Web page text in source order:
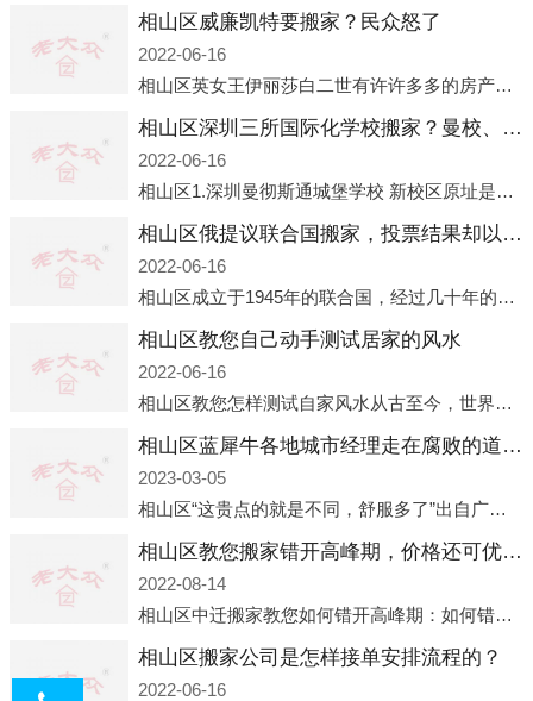
相山区威廉凯特要搬家？民众怒了
2022-06-16
相山区英女王伊丽莎白二世有许许多多的房产，遍布英国各地。而作为英女王的亲孙子、未来的英国国王，威廉王子自然也能享受到女王的房产。目前，威廉凯特以及三个孩子有两个经常居住的地点，一处是位于伦敦的肯辛顿宫，一处
相山区深圳三所国际化学校搬家？曼校、QSI、南山中英文搬走了
2022-06-16
相山区1.深圳曼彻斯通城堡学校 新校区原址是蛇口国际据悉，此次曼彻斯通城堡学校搬迁到蛇口新校区的开办与蛇口外籍人员子女学校（蛇口国际）有很大的关联。2021年，太子湾实验部就宣布在2022年正式并入蛇口外籍
相山区俄提议联合国搬家，投票结果却以惨败收场
2022-06-16
相山区成立于1945年的联合国，经过几十年的发展，如今拥有193个成员国。拥有如此众多会员国的联合国，可以说是世界上最具代表性的国际组织，也是世界上分量最重、有着较高话语权的国际组织。但以美国为首的西方国家
相山区教您自己动手测试居家的风水
2022-06-16
相山区教您怎样测试自家风水从古至今，世界各地的人们都在研究人在乾坤中的位置以及它们所形成的关系。通过探究季节转换、星象变化，并且在所观测到的自然规律的指导下，人们开始认识到居住在不同住宅中的人，其一生中的财
相山区蓝犀牛各地城市经理走在腐败的道路上
2023-03-05
相山区“这贵点的就是不同，舒服多了”出自广州运营邓经理的口中。2023年开年刚出来，三个司机（加盟蓝犀牛的个人队伍）便请广州经理去佛山娱乐场所大消费了一次，据知悉一晚消费达一万多，由三人平摊费用，燃鹅这样的
相山区教您搬家错开高峰期，价格还可优惠！
2022-08-14
相山区中迁搬家教您如何错开高峰期：如何错开高峰期搬家，中迁搬家做了一些电话数据统计和分析，发现市民中午2点左右访问网站的人是最多的，电话咨询是早上9点左右是最多的，预约搬家周六和周日是最多的，网上QQ微
相山区搬家公司是怎样接单安排流程的？
2022-06-16